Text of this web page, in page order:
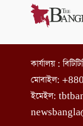
কার্যালয় :
মোবাইল:
ইমেইল: